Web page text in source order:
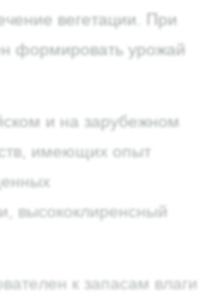
вегетации. При
формировать урожай
и на зарубежном
имеющих опыт
высококлиренсный
к запасам влаги